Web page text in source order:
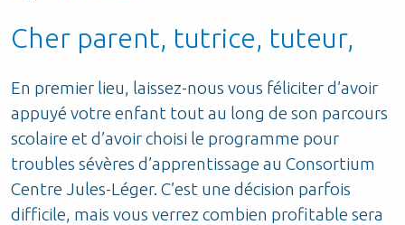
Cher parent, tutrice, tuteur,
En premier lieu, laissez-nous vous féliciter d’avoir
appuyé votre enfant tout au long de son parcours
scolaire et d’avoir choisi le programme pour
troubles sévères d’apprentissage au Consortium
Centre Jules-Léger. C’est une décision parfois
difficile, mais vous verrez combien profitable sera